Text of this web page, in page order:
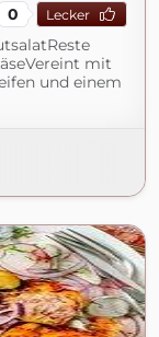
0 Lecker
mit
und einem